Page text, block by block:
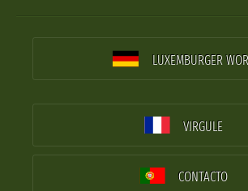
LUXEMBURGER
VIRGULE
CONTACTO